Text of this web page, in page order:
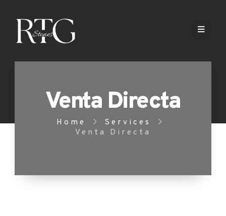
Venta Directa
Home
Services
Venta Directa